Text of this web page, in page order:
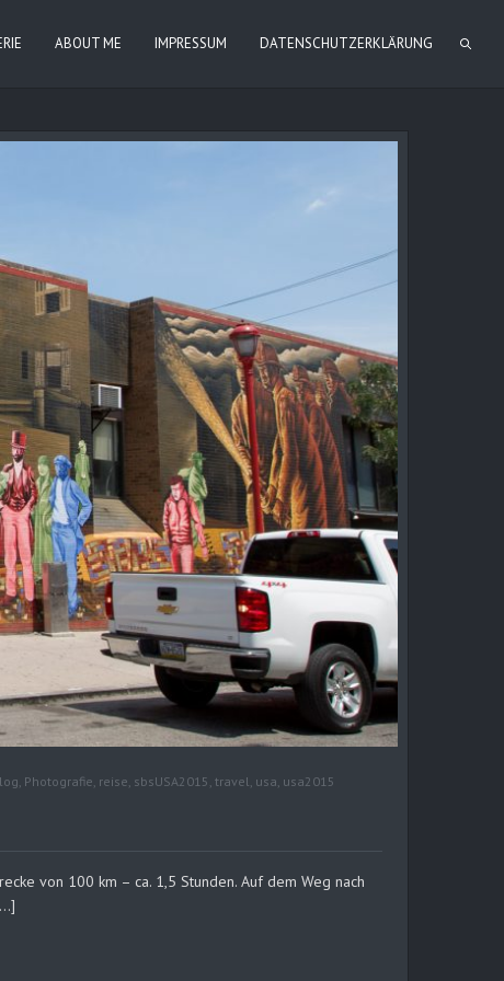
ABOUT ME IMPRESSUM DATENSCHUTZERKLÄRUNG
, Photografie, reise, sbsUSA2015 , travel, usa, usa2015
von 100 km – ca. 1,5 Stunden. Auf dem Weg nach